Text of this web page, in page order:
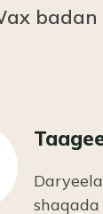
badan